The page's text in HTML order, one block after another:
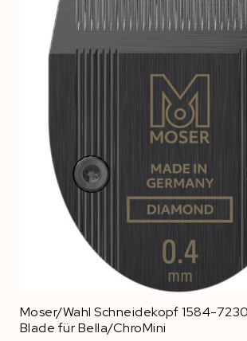
Moser/Wahl Schneidekopf 1584-
Blade für Bella/ChroMini